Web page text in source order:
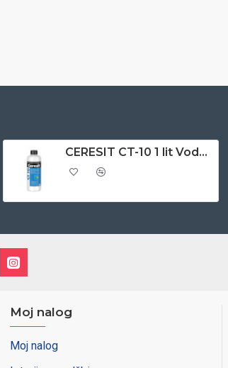
CERESIT CT-10 1 lit Vodoodbojno sredstvo za upijajuce podloge
Moj nalog
Moj nalog